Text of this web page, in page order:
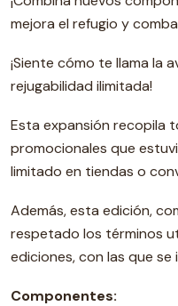
mejora el refugio y
¡Siente cómo te llama la
rejugabilidad ilimitada!
Esta expansión recopila
promocionales que
limitado en tiendas o
Además, esta edición,
respetado los términos
ediciones, con las que
Componentes: